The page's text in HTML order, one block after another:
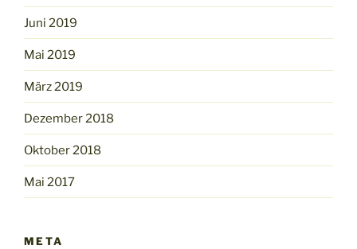
Juni 2019
Mai 2019
März 2019
Dezember 2018
Oktober 2018
Mai 2017
META